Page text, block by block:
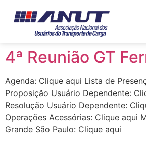
4ª Reunião GT
Agenda: Clique aqui Lista de
Proposição Usuário Dependente:
Resolução Usuário Dependente:
Operações Acessórias: Clique aqui
Grande São Paulo: Clique aqui